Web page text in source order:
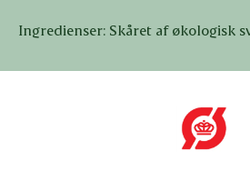
Ingredienser: Skåret af økologisk